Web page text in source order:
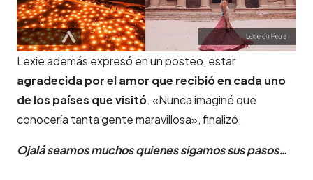
Lexie además expresó en un posteo, estar
agradecida por el amor que recibió en cada uno
de los países que visitó. «Nunca imaginé que
conocería tanta gente maravillosa», finalizó.
Ojalá seamos muchos quienes sigamos sus pasos…